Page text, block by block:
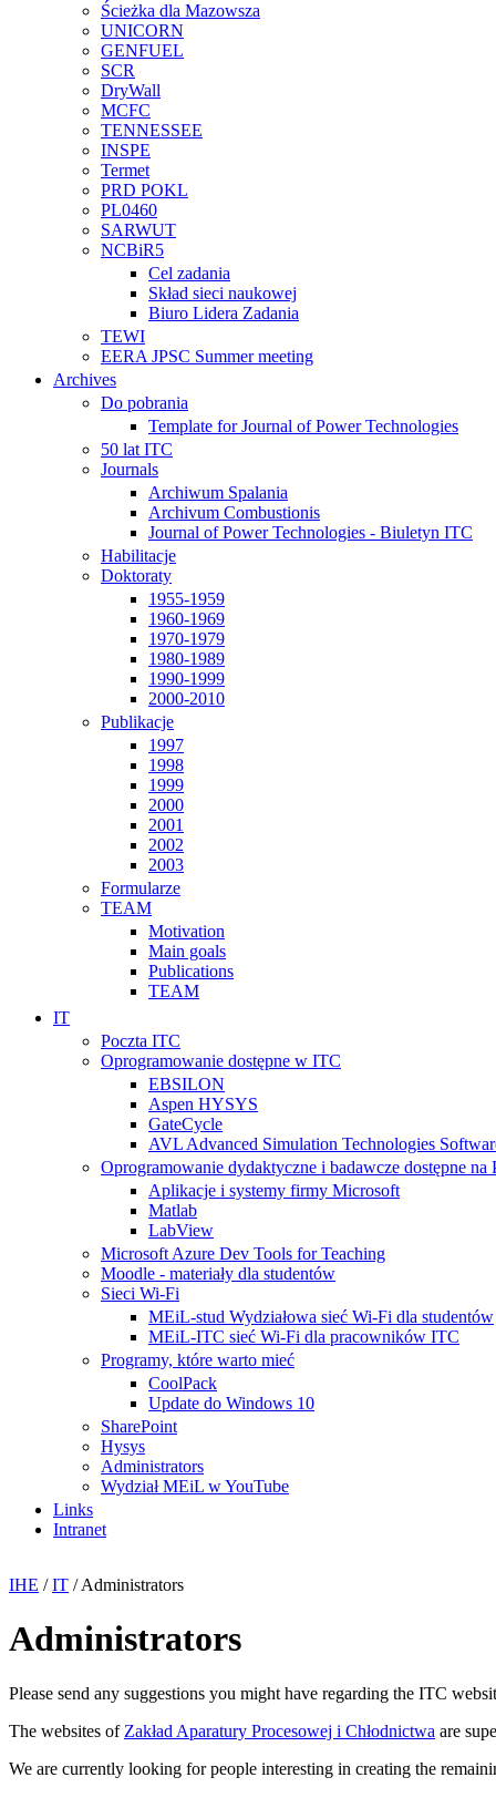
Ścieżka dla Mazowsza
UNICORN
GENFUEL
SCR
DryWall
MCFC
TENNESSEE
INSPE
Termet
PRD POKL
PL0460
SARWUT
NCBiR5
Cel zadania
Skład sieci naukowej
Biuro Lidera Zadania
TEWI
EERA JPSC Summer meeting
Archives
Do pobrania
Template for Journal of Power Technologies
50 lat ITC
Journals
Archiwum Spalania
Archivum Combustionis
Journal of Power Technologies - Biuletyn ITC
Habilitacje
Doktoraty
1955-1959
1960-1969
1970-1979
1980-1989
1990-1999
2000-2010
Publikacje
1997
1998
1999
2000
2001
2002
2003
Formularze
TEAM
Motivation
Main goals
Publications
TEAM
IT
Poczta ITC
Oprogramowanie dostępne w ITC
EBSILON
Aspen HYSYS
GateCycle
AVL Advanced Simulation Technologies
Oprogramowanie dydaktyczne i badawcze dostępne na
Aplikacje i systemy firmy Microsoft
Matlab
LabView
Microsoft Azure Dev Tools for Teaching
Moodle - materiały dla studentów
Sieci Wi-Fi
MEiL-stud Wydziałowa sieć Wi-Fi dla studentów
MEiL-ITC sieć Wi-Fi dla pracowników ITC
Programy, które warto mieć
CoolPack
Update do Windows 10
SharePoint
Hysys
Administrators
Wydział MEiL w YouTube
Links
Intranet
IHE / IT / Administrators
Administrators
Please send any suggestions you might have regarding the ITC
The websites of Zakład Aparatury Procesowej i Chłodnictwa are
We are currently looking for people interesting in creating the